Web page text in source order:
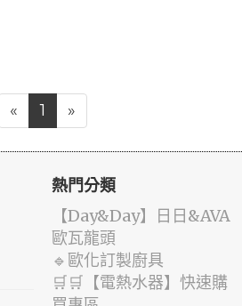
« 1 »
熱門分類
️【Day&Day】️日日&AVA
歐瓦龍頭
🔹歐化訂製廚具
🛒🛒【電熱水器】快速購